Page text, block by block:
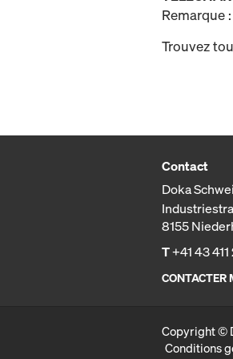
Remarque
Trouvez
Contact
Doka
8155
T+41 43
Copyright ©
Conditions